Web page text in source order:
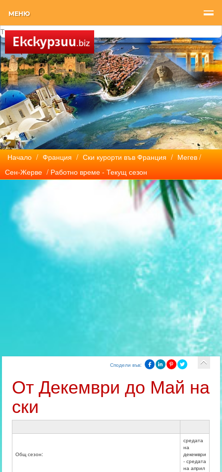
МЕНЮ
Начало / Франция / Ски курорти във Франция / Мегев /
Сен-Жерве / Работно време - Текущ сезон
Сподели във:
От Декември до Май на
ски
Общ сезон:
средата
на
декември
- средата
на април